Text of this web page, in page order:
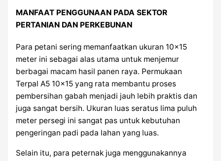
MANFAAT PENGGUNAAN PADA SEKTOR
PERTANIAN DAN PERKEBUNAN
Para petani sering memanfaatkan ukuran 10×15
meter ini sebagai alas utama untuk menjemur
berbagai macam hasil panen raya. Permukaan
Terpal A5 10×15 yang rata membantu proses
pembersihan gabah menjadi jauh lebih praktis dan
juga sangat bersih. Ukuran luas seratus lima puluh
meter persegi ini sangat pas untuk kebutuhan
pengeringan padi pada lahan yang luas.
Selain itu, para peternak juga menggunakannya